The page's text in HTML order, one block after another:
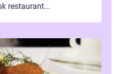
restaurant...